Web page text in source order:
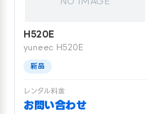
H520E
yuneec H520E
新品
レンタル料金
お問い合わせ